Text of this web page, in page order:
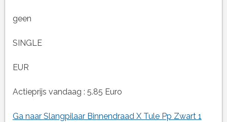
geen
SINGLE
EUR
Actieprijs vandaag : 5.85 Euro
Ga naar Slangpilaar Binnendraad X Tule Pp Zwart 1